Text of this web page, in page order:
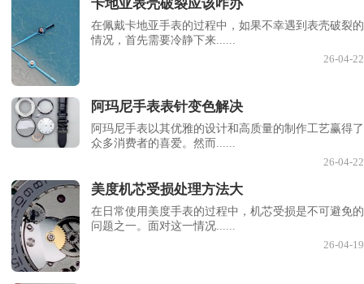
卡地亚表壳破裂应该咋办
在佩戴卡地亚手表的过程中，如果不幸遇到表壳破裂的
情况，首先需要冷静下来......
26-04-22
阿玛尼手表表针变色解决
阿玛尼手表以其优雅的设计和高质量的制作工艺赢得了
众多消费者的喜爱。然而......
26-04-22
美度机芯受损处理方法大
在日常使用美度手表的过程中，机芯受损是不可避免的
问题之一。面对这一情况......
26-04-19